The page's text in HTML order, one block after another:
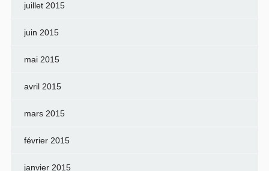
juillet 2015
juin 2015
mai 2015
avril 2015
mars 2015
février 2015
janvier 2015